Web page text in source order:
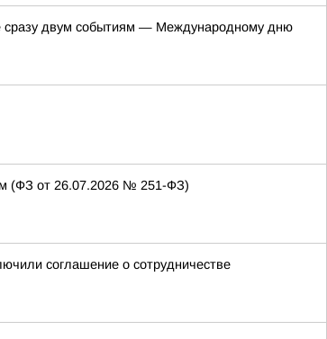
сразу двум событиям — Международному дню
(ФЗ от 26.07.2026 № 251-ФЗ)
соглашение о сотрудничестве